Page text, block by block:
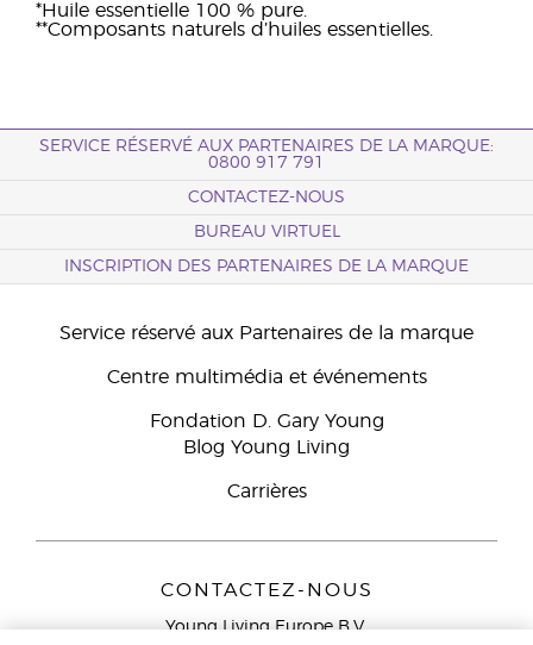
*Huile essentielle 100 % pure.
**Composants naturels d’huiles essentielles.
SERVICE RÉSERVÉ AUX PARTENAIRES DE LA MARQUE:
0800 917 791
CONTACTEZ-NOUS
BUREAU VIRTUEL
INSCRIPTION DES PARTENAIRES DE LA MARQUE
Service réservé aux Partenaires de la marque
Centre multimédia et événements
Fondation D. Gary Young
Blog Young Living
Carrières
CONTACTEZ-NOUS
Young Living Europe B.V.